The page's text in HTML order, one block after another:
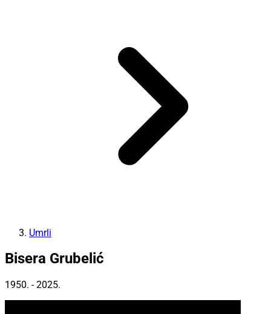
Umrli
Bisera Grubelić
1950. - 2025.